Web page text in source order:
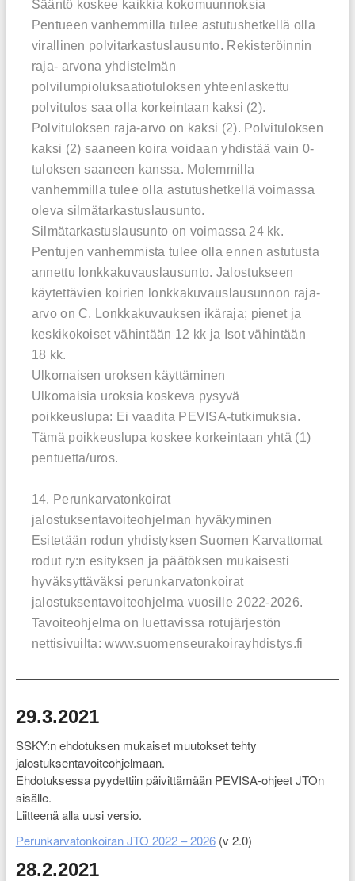
Sääntö koskee kaikkia kokomuunnoksia
Pentueen vanhemmilla tulee astutushetkellä olla
virallinen polvitarkastuslausunto. Rekisteröinnin
raja- arvona yhdistelmän
polvilumpioluksaatiotuloksen yhteenlaskettu
polvitulos saa olla korkeintaan kaksi (2).
Polvituloksen raja-arvo on kaksi (2). Polvituloksen
kaksi (2) saaneen koira voidaan yhdistää vain 0-
tuloksen saaneen kanssa. Molemmilla
vanhemmilla tulee olla astutushetkellä voimassa
oleva silmätarkastuslausunto.
Silmätarkastuslausunto on voimassa 24 kk.
Pentujen vanhemmista tulee olla ennen astutusta
annettu lonkkakuvauslausunto. Jalostukseen
käytettävien koirien lonkkakuvauslausunnon raja-
arvo on C. Lonkkakuvauksen ikäraja; pienet ja
keskikokoiset vähintään 12 kk ja Isot vähintään
18 kk.
Ulkomaisen uroksen käyttäminen
Ulkomaisia uroksia koskeva pysyvä
poikkeuslupa: Ei vaadita PEVISA-tutkimuksia.
Tämä poikkeuslupa koskee korkeintaan yhtä (1)
pentuetta/uros.
14. Perunkarvatonkoirat
jalostuksentavoiteohjelman hyväkyminen
Esitetään rodun yhdistyksen Suomen Karvattomat
rodut ry:n esityksen ja päätöksen mukaisesti
hyväksyttäväksi perunkarvatonkoirat
jalostuksentavoiteohjelma vuosille 2022-2026.
Tavoiteohjelma on luettavissa rotujärjestön
nettisivuilta: www.suomenseurakoirayhdistys.fi
29.3.2021
SSKY:n ehdotuksen mukaiset muutokset tehty
jalostuksentavoiteohjelmaan.
Ehdotuksessa pyydettiin päivittämään PEVISA-ohjeet JTOn
sisälle.
Liitteenä alla uusi versio.
Perunkarvatonkoiran JTO 2022 – 2026(v 2.0)
28.2.2021